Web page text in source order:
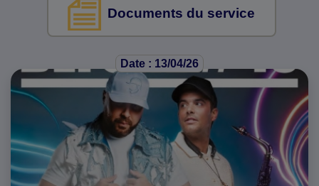
Documents du service
Date : 13/04/26